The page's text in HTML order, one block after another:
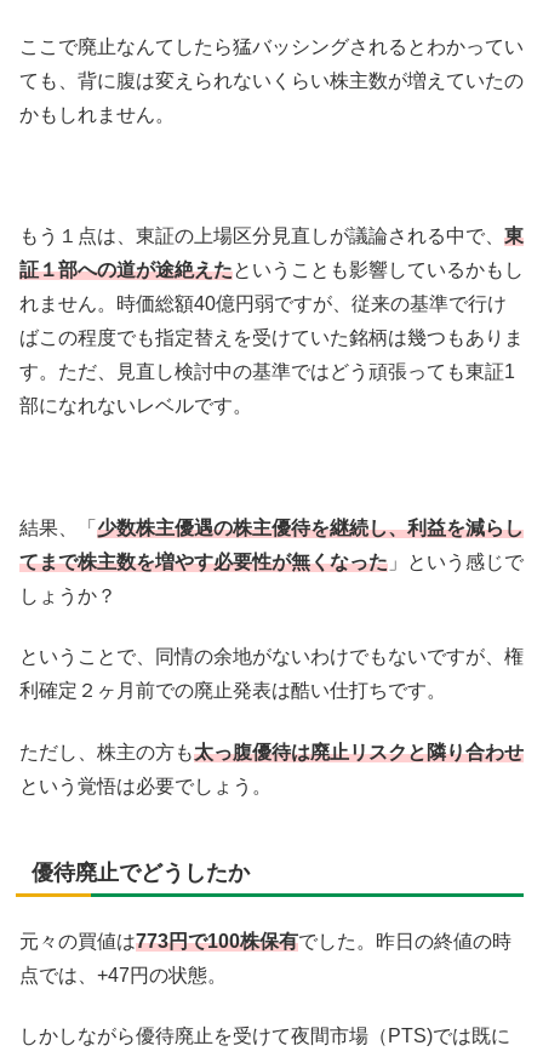
ここで廃止なんてしたら猛バッシングされるとわかってい
ても、背に腹は変えられないくらい株主数が増えていたの
かもしれません。
もう１点は、東証の上場区分見直しが議論される中で、 東
証１部への道が途絶えたということも影響しているかもし
れません。時価総額40億円弱ですが、従来の基準で行け
ばこの程度でも指定替えを受けていた銘柄は幾つもありま
す。ただ、見直し検討中の基準ではどう頑張っても東証1
部になれないレベルです。
結果、「 少数株主優遇の株主優待を継続し、利益を減らし
てまで株主数を増やす必要性が無くなった 」という感じで
しょうか？
ということで、同情の余地がないわけでもないですが、権
利確定２ヶ月前での廃止発表は酷い仕打ちです。
ただし、株主の方も太っ腹優待は廃止リスクと隣り合わせ
という覚悟は必要でしょう。
優待廃止でどうしたか
元々の買値は773円で100株保有でした。昨日の終値の時
点では、+47円の状態。
しかしながら優待廃止を受けて夜間市場（PTS)では既に